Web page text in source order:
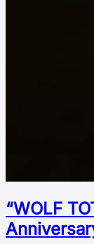
“WOLF